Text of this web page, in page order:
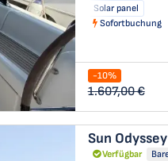
Solar panel
Sofortbuchung
-10%
1.607,00 €
Sun
Verfügbar